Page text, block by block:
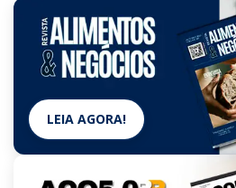
LEIA AGORA!